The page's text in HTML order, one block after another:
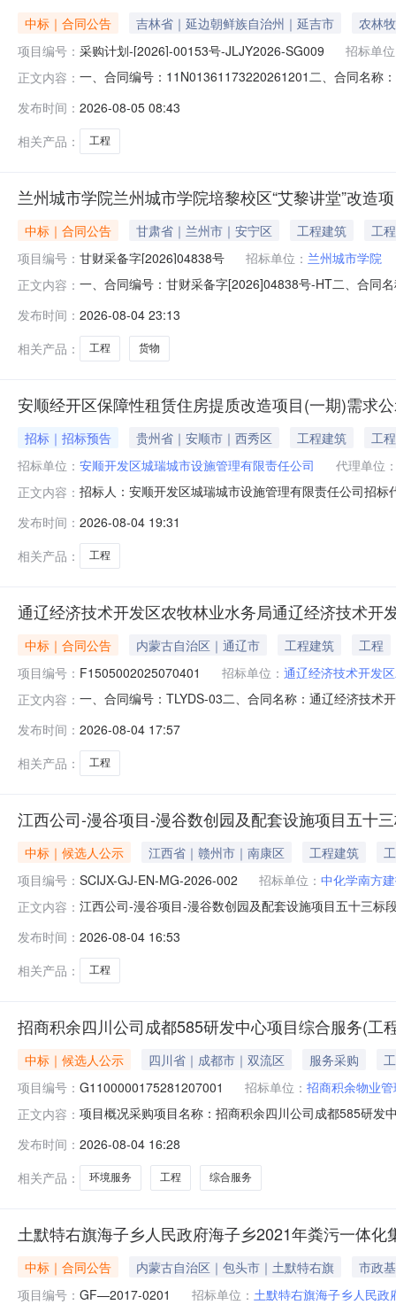
中标｜合同公告 吉林省｜延边朝鲜族自治州｜延吉市
农林
项目编号： 采购计划-[2026]-00153号-JLJY2026-SG009
招标单
正文内容： 一、合同编号：11N01361173220261201二、合同名称
延吉市延吉市局子街2229联系方式：13674338193六、
发布时间： 2026-08-05 08:43
相关产品：
工程
兰州城市学院兰州城市学院培黎校区“艾黎讲堂”改造
中标｜合同公告 甘肃省｜兰州市｜安宁区 工程建筑
工程
项目编号： 甘财采备字[2026]04838号 招标单位： 兰州城市学院
正文内容： 一、合同编号：甘财采备字[2026]04838号-HT二、合同
公司地址：甘肃省兰州市城关区雁南街道联系方式：
发布时间： 2026-08-04 23:13
相关产品：
工程 货物
安顺经开区保障性租赁住房提质改造项目(一期)需求
招标｜招标预告 贵州省｜安顺市｜西秀区 工程建筑
工程
招标单位： 安顺开发区城瑞城市设施管理有限责任公司
代理单位
正文内容： 招标人：安顺开发区城瑞城市设施管理有限责任公司招
66070.02元，采购工程部分：39467.5元3.采购方式：竞
二、
发布时间： 2026-08-04 19:31
相关产品：
工程
通辽经济技术开发区农牧林业水务局通辽经济技术
中标｜合同公告 内蒙古自治区｜通辽市 工程建筑
工程
项目编号： F1505002025070401 招标单位： 通辽经济技术开发
正文内容： 一、合同编号：TLYDS-03二、合同名称：通辽经济技术
工程建设有限责任公司地址：内蒙古自治区巴彦淖尔市
发布时间： 2026-08-04 17:57
相关产品：
工程
江西公司-漫谷项目-漫谷数创园及配套设施项目五十
中标｜候选人公示 江西省｜赣州市｜南康区 工程建筑
项目编号： SCIJX-GJ-EN-MG-2026-002 招标单位： 中化学南方
正文内容： 江西公司-漫谷项目-漫谷数创园及配套设施项目五十三标
七标段、五十三标段工程2.中标候选人标段（包）编号
发布时间： 2026-08-04 16:53
相关产品：
工程
招商积余四川公司成都585研发中心项目综合服务(工
中标｜候选人公示 四川省｜成都市｜双流区 服务采购
项目编号： G1100000175281207001 招标单位： 招商积余物业
正文内容： 项目概况采购项目名称：招商积余四川公司成都585研
高新区府城大道88号中航城市广场联系人：汪琰婷联系
发布时间： 2026-08-04 16:28
相关产品：
环境服务 工程 综合服务
土默特右旗海子乡人民政府海子乡2021年粪污一体
中标｜合同公告 内蒙古自治区｜包头市｜土默特右旗
市政
项目编号： GF—2017-0201 招标单位： 土默特右旗海子乡人民政